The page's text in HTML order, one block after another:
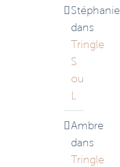
Stéphanie
dans
Tringle
S
ou
L
Ambre
dans
Tringle